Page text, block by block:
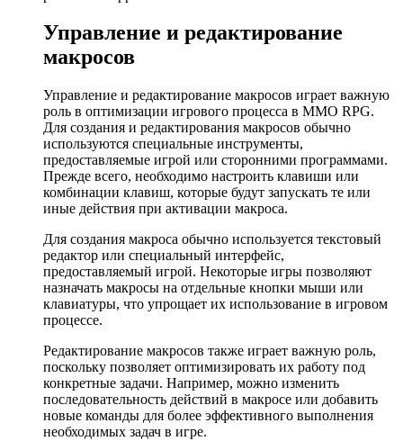
Управление и редактирование
макросов
Управление и редактирование макросов играет важную
роль в оптимизации игрового процесса в MMO RPG.
Для создания и редактирования макросов обычно
используются специальные инструменты,
предоставляемые игрой или сторонними программами.
Прежде всего, необходимо настроить клавиши или
комбинации клавиш, которые будут запускать те или
иные действия при активации макроса.
Для создания макроса обычно используется текстовый
редактор или специальный интерфейс,
предоставляемый игрой. Некоторые игры позволяют
назначать макросы на отдельные кнопки мыши или
клавиатуры, что упрощает их использование в игровом
процессе.
Редактирование макросов также играет важную роль,
поскольку позволяет оптимизировать их работу под
конкретные задачи. Например, можно изменить
последовательность действий в макросе или добавить
новые команды для более эффективного выполнения
необходимых задач в игре.